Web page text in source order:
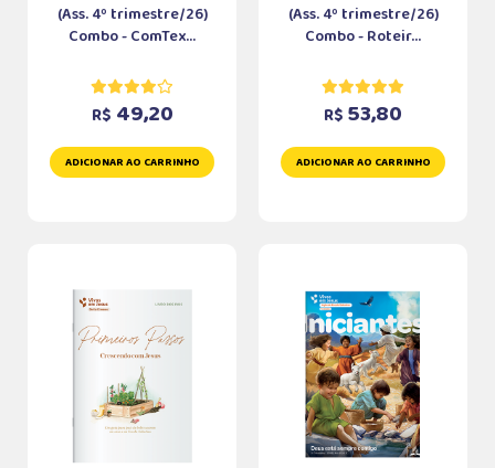
(Ass. 4º trimestre/26)
Combo - ComTex...
R$ 49,20
ADICIONAR AO CARRINHO
(Ass. 4º trimestre/26)
Combo - Roteir...
R$ 53,80
ADICIONAR AO CARRINHO